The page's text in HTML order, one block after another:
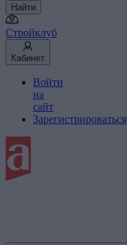
Найти
Стройклуб
Кабинет
Войти
на
сайт
Зарегистрироваться